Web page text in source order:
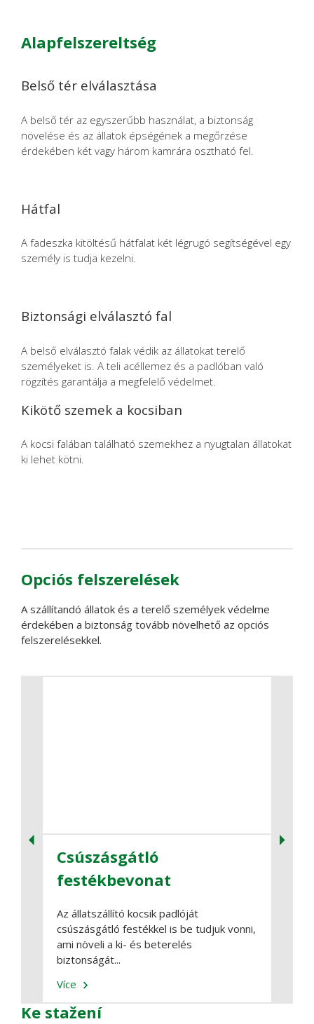
Alapfelszereltség
Belső tér elválasztása
A belső tér az egyszerűbb használat, a biztonság
növelése és az állatok épségének a megőrzése
érdekében két vagy három kamrára osztható fel.
Hátfal
A fadeszka kitöltésű hátfalat két légrugó segítségével egy
személy is tudja kezelni.
Biztonsági elválasztó fal
A belső elválasztó falak védik az állatokat terelő
személyeket is. A teli acéllemez és a padlóban való
rögzítés garantálja a megfelelő védelmet.
Kikötő szemek a kocsiban
A kocsi falában található szemekhez a nyugtalan állatokat
ki lehet kötni.
Opciós felszerelések
A szállítandó állatok és a terelő személyek védelme
érdekében a biztonság tovább növelhető az opciós
felszerelésekkel.
Csúszásgátló
festékbevonat
Az állatszállító kocsik padlóját
csúszásgátló festékkel is be tudjuk vonni,
ami növeli a ki- és beterelés
biztonságát...
Více
Ke stažení